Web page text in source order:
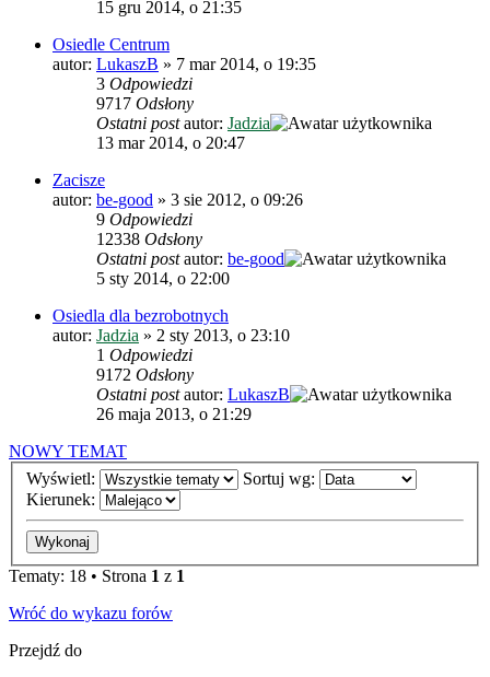
15 gru 2014, o 21:35
Osiedle Centrum
autor: LukaszB » 7 mar 2014, o 19:35
3 Odpowiedzi
9717 Odsłony
Ostatni postautor: Jadzia
13 mar 2014, o 20:47
Zacisze
autor: be-good » 3 sie 2012, o 09:26
9 Odpowiedzi
12338 Odsłony
Ostatni postautor: be-good
5 sty 2014, o 22:00
Osiedla dla bezrobotnych
autor: Jadzia » 2 sty 2013, o 23:10
1 Odpowiedzi
9172 Odsłony
Ostatni postautor: LukaszB
26 maja 2013, o 21:29
NOWY TEMAT
Wyświetl:
Sortuj wg:
Kierunek:
Tematy: 18 • Strona 1 z 1
Wróć do wykazu forów
Przejdź do